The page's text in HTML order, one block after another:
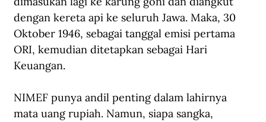
dengan kereta api ke seluruh Jawa. Maka, 30
Oktober 1946, sebagai tanggal emisi pertama
ORI, kemudian ditetapkan sebagai Hari
Keuangan.
NIMEF punya andil penting dalam lahirnya
mata uang rupiah. Namun, siapa sangka,